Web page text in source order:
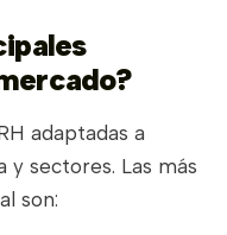
adaptadas a
sectores. Las más
son: